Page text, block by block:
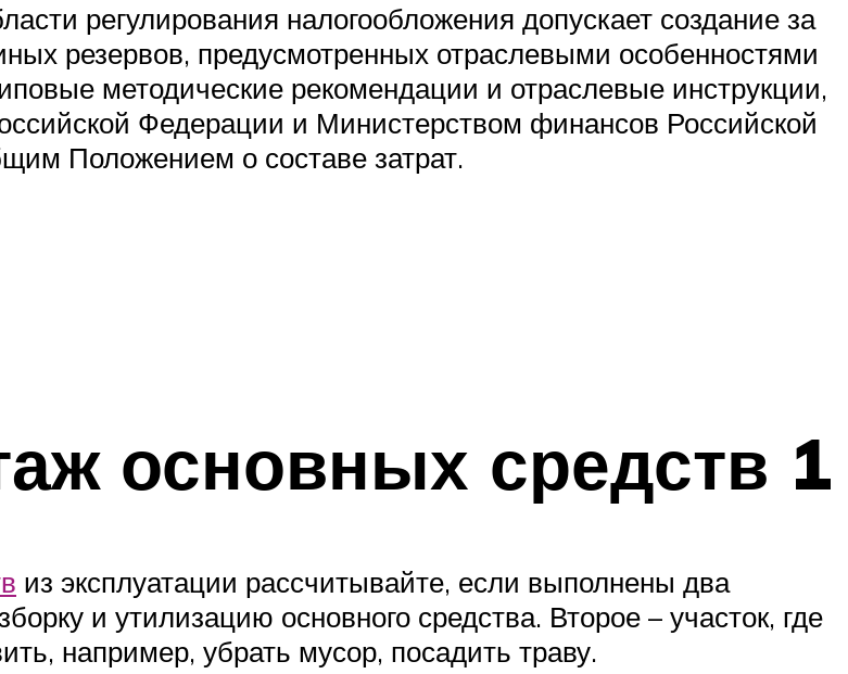
регулирования налогообложения допускает создание за
резервов, предусмотренных отраслевыми особенностями
методические рекомендации и отраслевые инструкции,
Федерации и Министерством финансов Российской
Положением о составе затрат.
основных средств 1
из эксплуатации рассчитывайте, если выполнены два
и утилизацию основного средства. Второе – участок, где
например, убрать мусор, посадить траву.